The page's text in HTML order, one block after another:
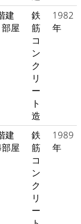
建
屋
鉄
筋
コ
ン
ク
リ
ー
ト
造
1982
年
建
屋
鉄
筋
コ
ン
ク
リ
ー
1989
年